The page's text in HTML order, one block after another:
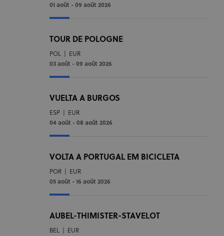
01 août - 09 août 2026
TOUR DE POLOGNE
POL
EUR
03 août - 09 août 2026
VUELTA A BURGOS
ESP
EUR
04 août - 08 août 2026
VOLTA A PORTUGAL EM BICICLETA
POR
EUR
05 août - 16 août 2026
AUBEL-THIMISTER-STAVELOT
BEL
EUR